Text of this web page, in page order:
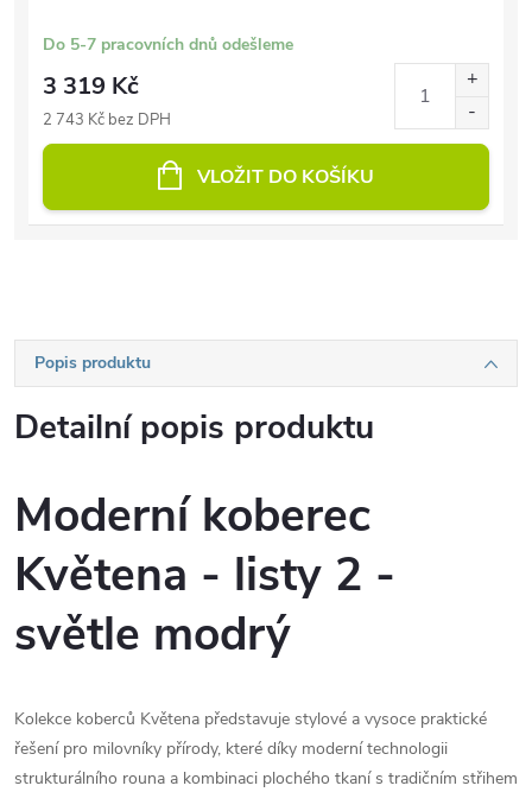
Do 5-7 pracovních dnů odešleme
3 319 Kč
2 743 Kč bez DPH
VLOŽIT DO KOŠÍKU
Popis produktu
Detailní popis produktu
Moderní koberec
Květena - listy 2 -
světle modrý
Kolekce koberců Květena představuje stylové a vysoce praktické
řešení pro milovníky přírody, které díky moderní technologii
strukturálního rouna a kombinaci plochého tkaní s tradičním střihem